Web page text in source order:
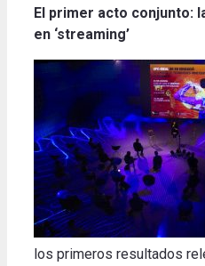
El primer acto conjunto:
en ‘streaming’
los primeros resultados